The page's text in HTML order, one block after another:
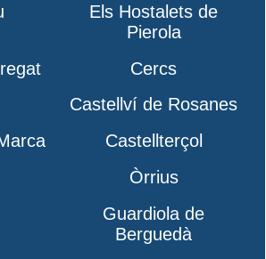
Els Hostalets de
Pierola
Cercs
Castellví de Rosanes
Castellterçol
Òrrius
Guardiola de
Berguedà